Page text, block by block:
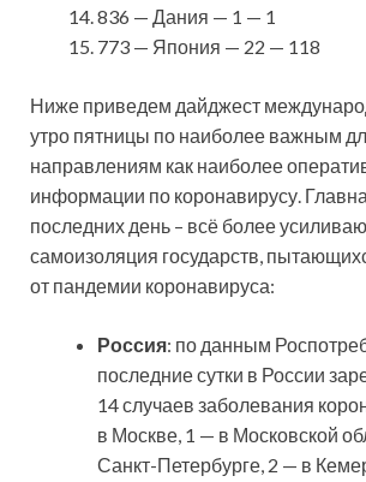
836 — Дания — 1 — 1
773 — Япония — 22 — 118
Ниже приведем дайджест
утро пятницы по наиболее важным
направлениям как наиболее
информации по коронавирусу.
последних день – всё более
самоизоляция государств,
от пандемии коронавируса:
Россия: по данным
последние сутки в России
14 случаев заболевания
в Москве, 1 — в Московской
Санкт-Петербурге, 2 — в